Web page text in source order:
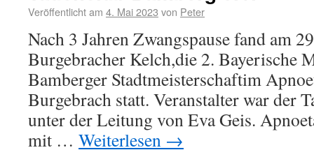
Veröffentlicht am 4. Mai 2023 von Peter
Nach 3 Jahren Zwangspause fand am
Burgebracher Kelch,die 2. Bayerische
Bamberger Stadtmeisterschaftim
Burgebrach statt. Veranstalter war der
unter der Leitung von Eva Geis.
mit … Weiterlesen →